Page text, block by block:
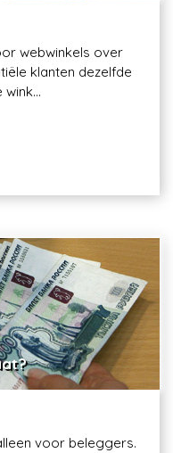
webwinkels over
klanten dezelfde
voor beleggers.